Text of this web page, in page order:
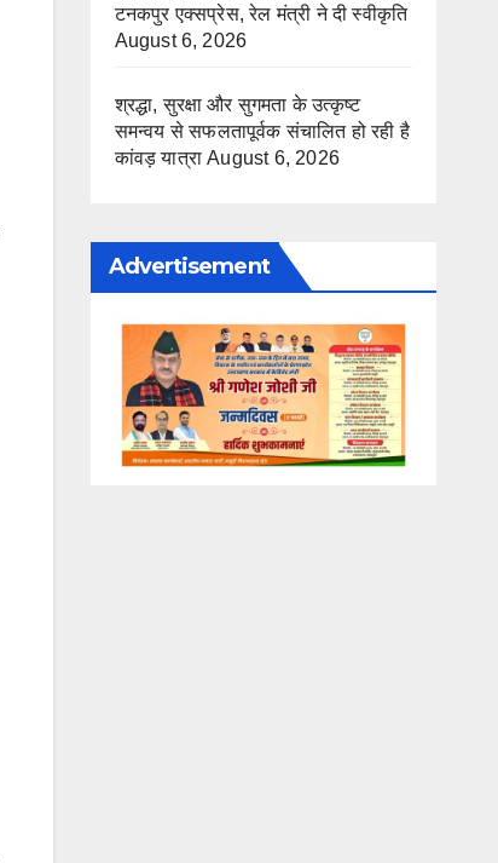
टनकपुर एक्सप्रेस, रेल मंत्री ने दी स्वीकृति
August 6, 2026
श्रद्धा, सुरक्षा और सुगमता के उत्कृष्ट
समन्वय से सफलतापूर्वक संचालित हो रही है
कांवड़ यात्रा August 6, 2026
Advertisement